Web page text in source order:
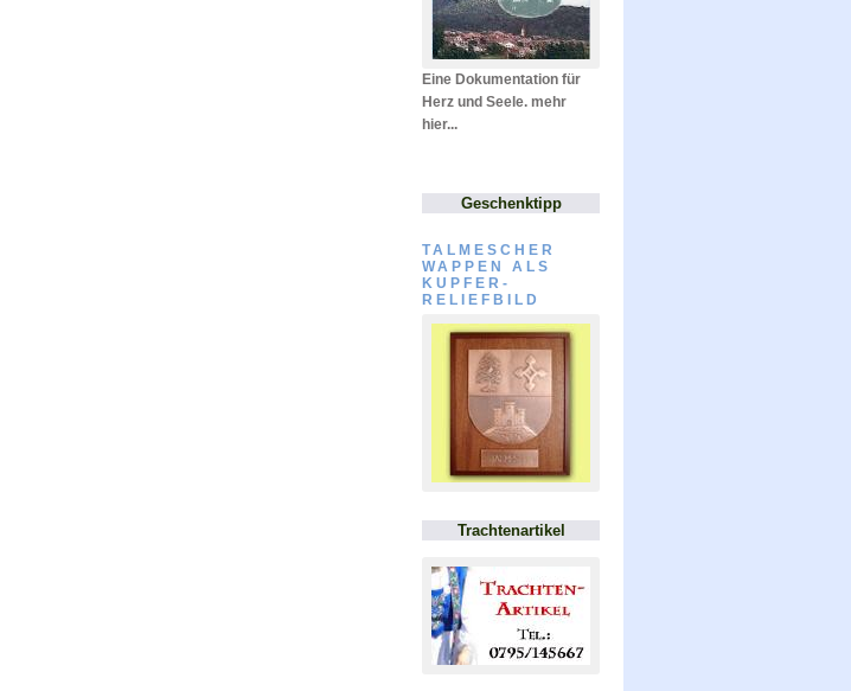
Eine Dokumentation für
Herz und Seele. mehr
hier...
Geschenktipp
TALMESCHER
WAPPEN ALS
KUPFER-
RELIEFBILD
Trachtenartikel